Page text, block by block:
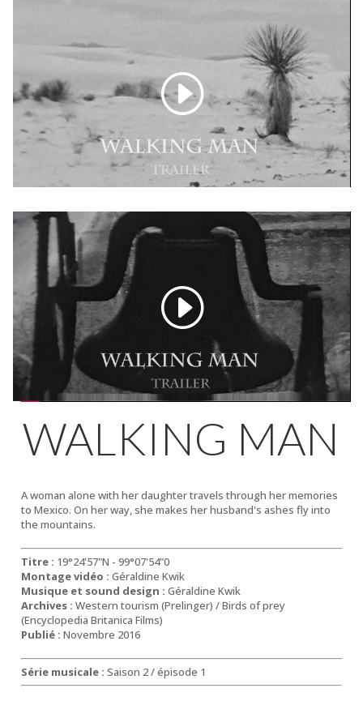
WALKING MAN
A woman alone with her daughter travels through her memories
to Mexico. On her way, she makes her husband's ashes fly into
the mountains.
Titre : 19°24'57"N - 99°07'54"0
Montage vidéo : Géraldine Kwik
Musique et sound design : Géraldine Kwik
Archives : Western tourism (Prelinger) / Birds of prey
(Encyclopedia Britanica Films)
Publié : Novembre 2016
Série musicale :Saison 2 / épisode 1